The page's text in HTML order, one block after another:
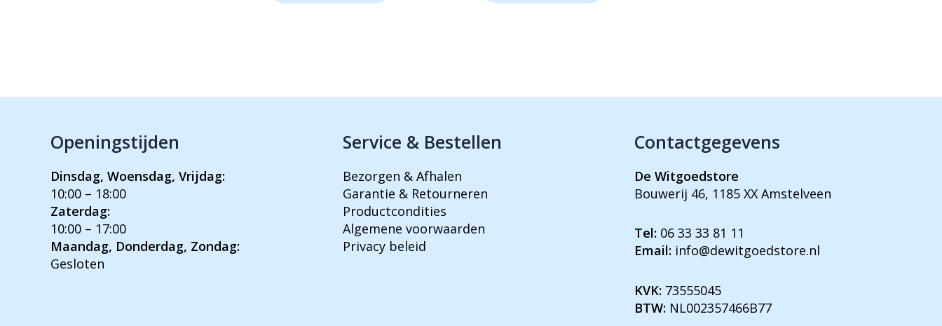
Openingstijden
Dinsdag, Woensdag, Vrijdag:
10:00 – 18:00
Zaterdag:
10:00 – 17:00
Maandag, Donderdag, Zondag:
Gesloten
Service & Bestellen
Bezorgen & Afhalen
Garantie & Retourneren
Productcondities
Algemene voorwaarden
Privacy beleid
Contactgegevens
De Witgoedstore
Bouwerij 46, 1185 XX Amstelveen
Tel: 06 33 33 81 11
Email: info@dewitgoedstore.nl
KVK: 73555045
BTW: NL002357466B77